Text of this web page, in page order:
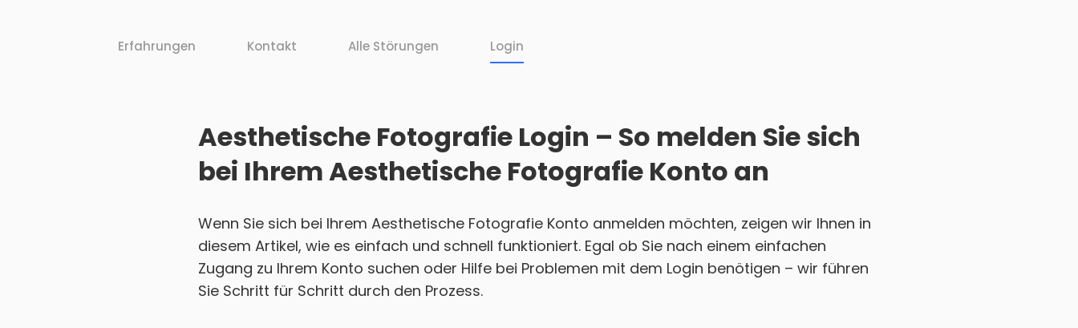
Erfahrungen Kontakt Alle Störungen Login
Aesthetische Fotografie Login – So melden Sie sich
bei Ihrem Aesthetische Fotografie Konto an
Wenn Sie sich bei Ihrem Aesthetische Fotografie Konto anmelden möchten, zeigen wir Ihnen in
diesem Artikel, wie es einfach und schnell funktioniert. Egal ob Sie nach einem einfachen
Zugang zu Ihrem Konto suchen oder Hilfe bei Problemen mit dem Login benötigen – wir führen
Sie Schritt für Schritt durch den Prozess.